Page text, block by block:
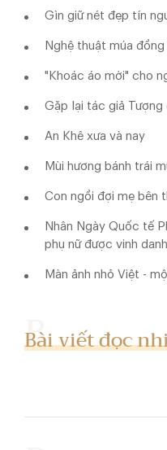
Gìn giữ nét đẹp tín
Nghệ thuật múa
"Khoác áo mới" cho
Gặp lại tác giả Tượng
An Khê xưa và nay
Mùi hương bánh trái
Con ngồi đợi mẹ bên
Nhân Ngày Quốc tế
phụ nữ được vinh
Màn ảnh nhỏ Việt -
Bài viết đọc